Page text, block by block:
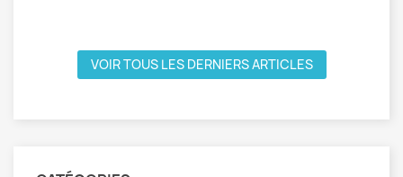
VOIR TOUS LES DERNIERS ARTICLES